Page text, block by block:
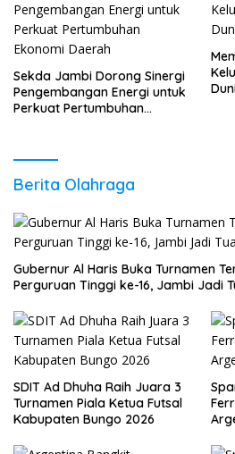
Sekda Jambi Dorong Sinergi
Pengembangan Energi untuk
Perkuat Pertumbuhan
Berita Olahraga
Gubernur Al Haris Buka Turnamen
Perguruan Tinggi ke-16, Jambi Jadi
SDIT Ad Dhuha Raih Juara 3
Turnamen Piala Ketua Futsal
Kabupaten Bungo 2026